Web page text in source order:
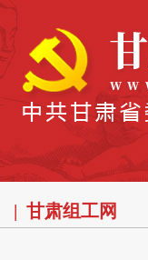
甘肃组工网